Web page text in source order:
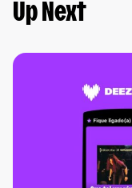
Up Next